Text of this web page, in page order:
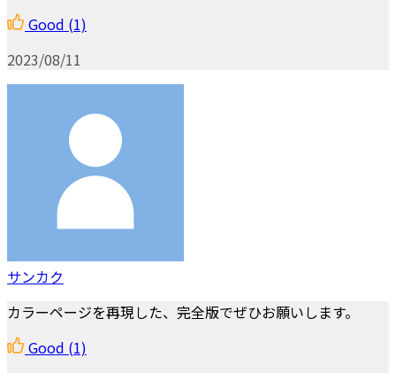
Good (1)
2023/08/11
サンカク
カラーページを再現した、完全版でぜひお願いします。
Good (1)